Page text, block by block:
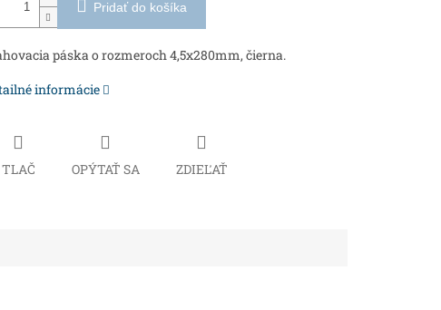
Pridať do košíka
páska o rozmeroch 4,5x280mm, čierna.
informácie
TLAČ OPÝTAŤ SA ZDIEĽAŤ